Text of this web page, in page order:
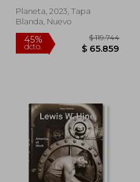
45% $
Planeta, 2023, Tapa
Blanda, Nuevo